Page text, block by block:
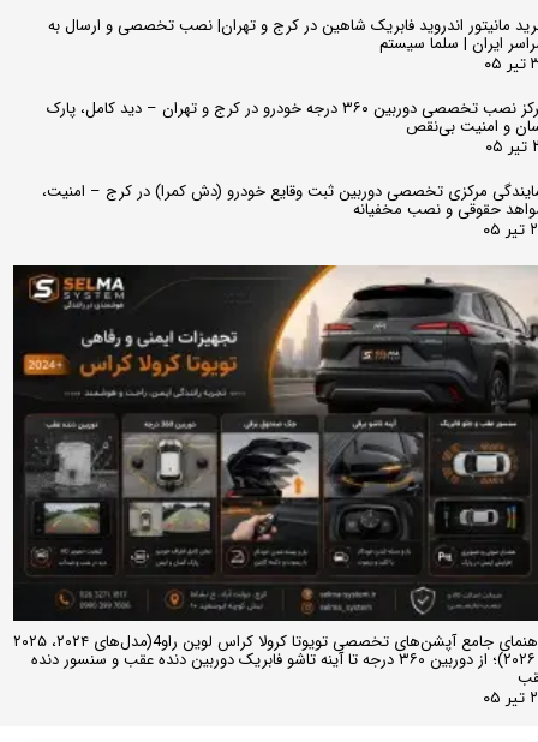
مانیتور اندروید فابریک شاهین در کرج و تهران| نصب تخصصی و ارسال به
ایران | سلما سیستم
مرکز نصب تخصصی دوربین ۳۶۰ درجه خودرو در کرج و تهران – دید کامل، پارک
و امنیت بی‌نقص
مرکزی تخصصی دوربین ثبت وقایع خودرو (دش کمرا) در کرج – امنیت،
حقوقی و نصب مخفیانه
راهنمای جامع آپشن‌های تخصصی تویوتا کرولا کراس لوین راو4(مدل‌های ۲۰۲۴، ۲۰۲۵
و ۲۰۲۶)؛ از دوربین ۳۶۰ درجه تا آینه تاشو فابریک دوربین دنده عقب و سنسور دنده